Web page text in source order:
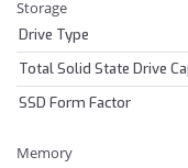
Storage
Drive Type
Total Solid State Drive
SSD Form Factor
Memory